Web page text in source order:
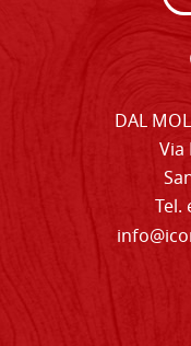
DAL
Via
Tel.